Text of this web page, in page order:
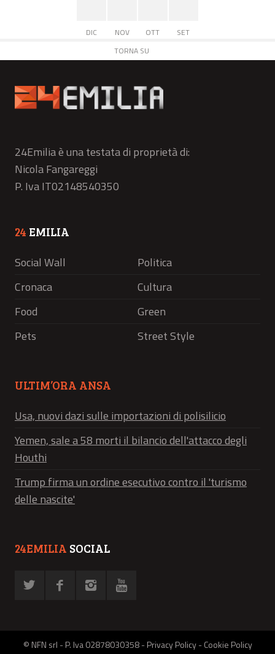
DIC NOV OTT
SET
TORNA SU
24Emilia è una testata di proprietà di:
Nicola Fangareggi
P. Iva IT02148540350
24 EMILIA
Social Wall
Politica
Cronaca
Cultura
Food
Green
Pets
Street Style
ULTIM’ORA ANSA
Usa, nuovi dazi sulle importazioni di polisilicio
Yemen, sale a 58 morti il bilancio dell'attacco degli
Houthi
Trump firma un ordine esecutivo contro il 'turismo
delle nascite'
24EMILIA SOCIAL
© NFN srl - P. Iva 02878030358 -Privacy Policy-Cookie Policy